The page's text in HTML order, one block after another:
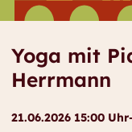
Yoga mit
Herrmann
21.06.2026 15:00